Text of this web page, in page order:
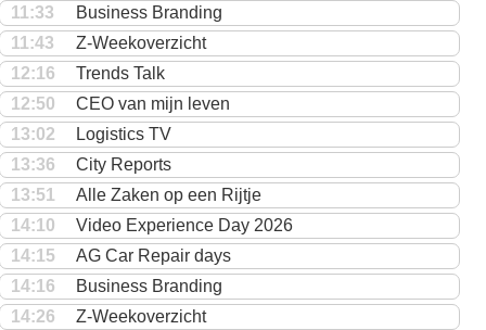
11:33
Business Branding
11:43
Z-Weekoverzicht
12:16
Trends Talk
12:50
CEO van mijn leven
13:02
Logistics TV
13:36
City Reports
13:51
Alle Zaken op een Rijtje
14:10
Video Experience Day 2026
14:15
AG Car Repair days
14:16
Business Branding
14:26
Z-Weekoverzicht